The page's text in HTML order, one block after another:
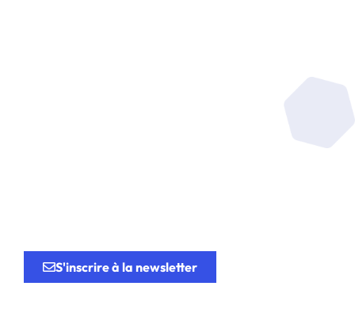
S'inscrire à la newsletter